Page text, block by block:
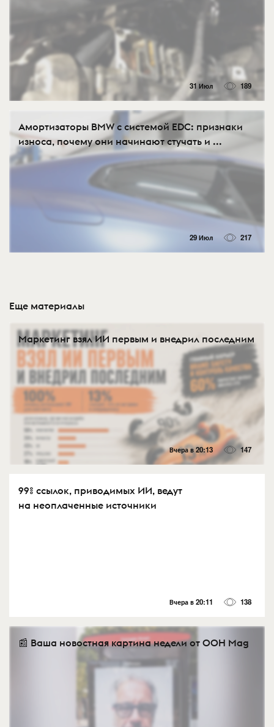
31 Июл 189
Амортизаторы BMW с системой EDC: признаки
износа, почему они начинают стучать и ...
29 Июл 217
Еще материалы
Маркетинг взял ИИ первым и внедрил последним
Вчера в 20:13 147
99% ссылок, приводимых ИИ, ведут
на неоплаченные источники
Вчера в 20:11 138
📰 Ваша новостная картина недели от OOH Mag